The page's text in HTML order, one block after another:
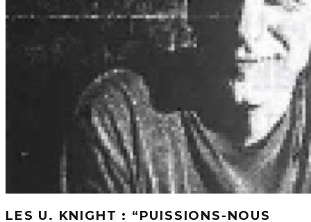
LES U. KNIGHT : “PUISSIONS-NOUS